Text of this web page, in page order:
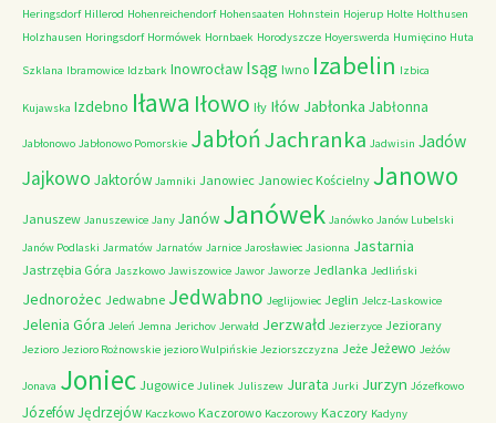
Heringsdorf Hillerod Hohenreichendorf Hohensaaten Hohnstein Hojerup Holte Holthusen
Holzhausen Horingsdorf Hormówek Hornbaek Horodyszcze Hoyerswerda Humięcino Huta
Szklana Ibramowice Idzbark Inowrocław Isąg Iwno Izabelin Izbica
Kujawska Izdebno Iława Iłowo Iły Iłów Jabłonka Jabłonna
Jabłonowo Jabłonowo Pomorskie JabłońJachranka Jadwisin Jadów
Jajkowo Jaktorów Jamniki Janowiec Janowiec Kościelny Janowo
Januszew Januszewice Jany Janów Janówek Janówko Janów Lubelski
Janów Podlaski Jarmatów Jarnatów Jarnice Jarosławiec Jasionna Jastarnia
Jastrzębia Góra Jaszkowo Jawiszowice Jawor Jaworze Jedlanka Jedliński
Jednorożec Jedwabne Jedwabno Jeglijowiec Jeglin Jelcz-Laskowice
Jelenia Góra Jeleń Jemna Jerichov Jerwałd Jerzwałd Jezierzyce Jeziorany
Jezioro Jezioro Rożnowskie jezioro Wulpińskie Jeziorszczyzna Jeże Jeżewo Jeżów
Jonava Joniec Jugowice Julinek Juliszew Jurata Jurki Jurzyn Józefkowo
JózefówJędrzejów Kaczkowo Kaczorowo Kaczorowy Kaczory Kadyny